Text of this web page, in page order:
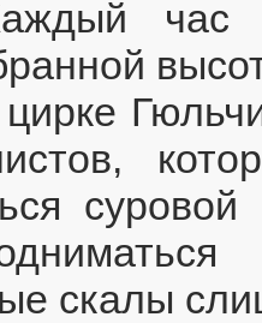
час
цирке
суровой
скалы